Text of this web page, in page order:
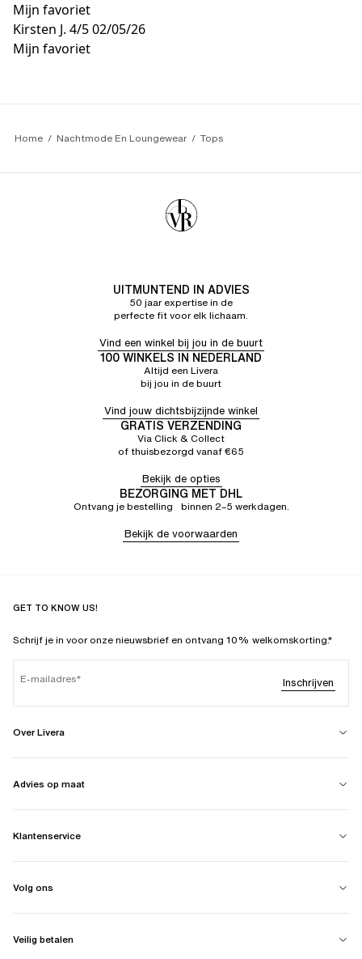
Mijn favoriet
Kirsten J. 4/502/05/26
Mijn favoriet
Home Nachtmode En Loungewear Tops
UITMUNTEND IN ADVIES
50 jaar expertise in de
perfecte fit voor elk lichaam.
Vind een winkel bij jou in de buurt
100 WINKELS IN NEDERLAND
Altijd een Livera
bij jou in de buurt
Vind jouw dichtsbijzijnde winkel
GRATIS VERZENDING
Via Click & Collect
of thuisbezorgd vanaf €65
Bekijk de opties
BEZORGING MET DHL
Ontvang je bestelling binnen 2–5 werkdagen.
Bekijk de voorwaarden
GET TO KNOW US!
Schrijf je in voor onze nieuwsbrief en ontvang 10% welkomskorting.*
E-mailadres Inschrijven
Over Livera
Advies op maat
Klantenservice
Volg ons
Veilig betalen